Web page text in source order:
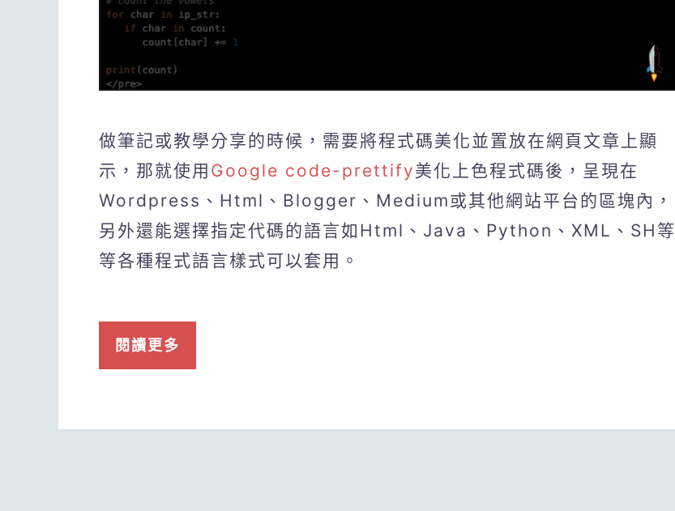
做筆記或教學分享的時候，需要將程式碼美化並置放在網頁文章上顯
示，那就使用 Google code-prettify美化上色程式碼後，呈現在
Wordpress、Html、Blogger、Medium或其他網站平台的區塊內，
另外還能選擇指定代碼的語言如Html、Java、Python、XML、SH等
等各種程式語言樣式可以套用。
閱讀更多